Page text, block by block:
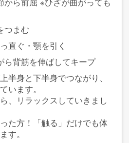
つまむ
直ぐ・顎を引く
ら背筋を伸ばしてキープ
半身と下半身でつながり、
います。
、リラックスしていきまし
た方！「触る」だけでも体
す。